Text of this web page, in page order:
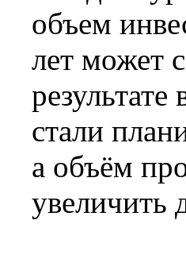
объем
лет может
стали
а объём
увеличить